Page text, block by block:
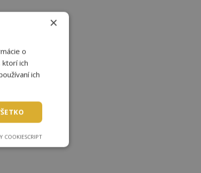
×
o
ktorí ich
ich
COOKIESCRIPT